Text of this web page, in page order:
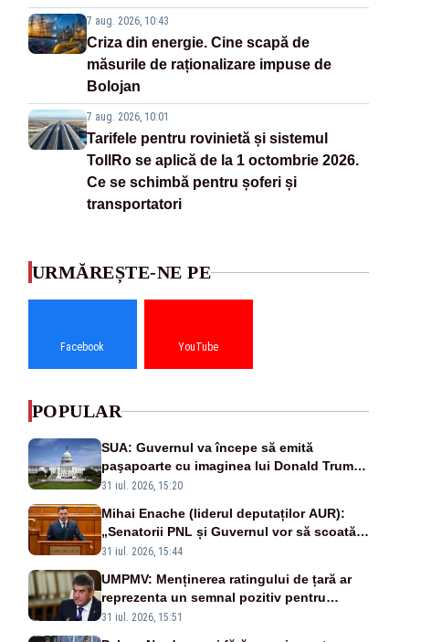
7 aug. 2026, 10:43
Criza din energie. Cine scapă de
măsurile de raționalizare impuse de
Bolojan
7 aug. 2026, 10:01
Tarifele pentru rovinietă și sistemul
TollRo se aplică de la 1 octombrie 2026.
Ce se schimbă pentru șoferi și
transportatori
URMĂREȘTE-NE PE
Facebook YouTube
POPULAR
SUA: Guvernul va începe să emită
paşapoarte cu imaginea lui Donald Trump
începând cu 8 august
31 iul. 2026, 15:20
Mihai Enache (liderul deputaților AUR):
„Senatorii PNL și Guvernul vor să scoată
la vânzare bunuri publice pentru a stinge
31 iul. 2026, 15:44
UMPMV: Menținerea ratingului de țară ar
reprezenta un semnal pozitiv pentru
România. Autoritățile trebuie să continue
31 iul. 2026, 15:51